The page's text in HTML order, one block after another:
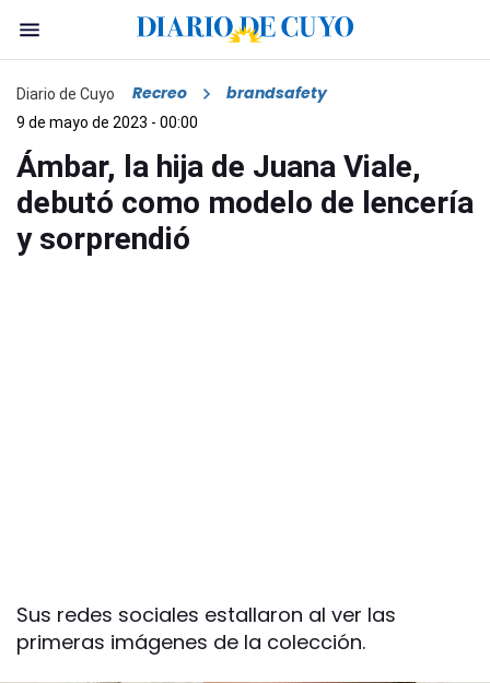
Diario de Cuyo Recreo brandsafety
9 de mayo de 2023 - 00:00
Ámbar, la hija de Juana Viale,
debutó como modelo de lencería
y sorprendió
Sus redes sociales estallaron al ver las
primeras imágenes de la colección.